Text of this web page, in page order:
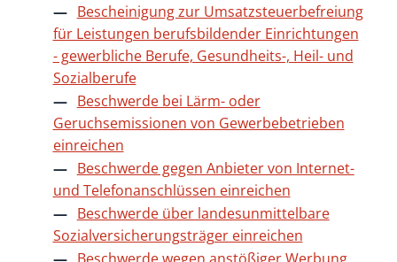
Bescheinigung zur Umsatzsteuerbefreiung
für Leistungen berufsbildender Einrichtungen
- gewerbliche Berufe, Gesundheits-, Heil- und
Sozialberufe
Beschwerde bei Lärm- oder
Geruchsemissionen von Gewerbebetrieben
einreichen
Beschwerde gegen Anbieter von Internet-
und Telefonanschlüssen einreichen
Beschwerde über landesunmittelbare
Sozialversicherungsträger einreichen